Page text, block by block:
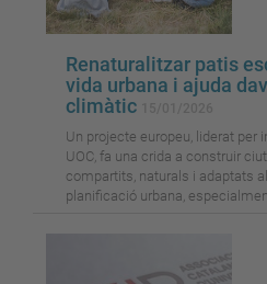
Renaturalitzar patis
vida urbana i ajuda
climàtic
Un projecte europeu, liderat per
UOC, fa una crida a construir
compartits, naturals i adaptats
planificació urbana,